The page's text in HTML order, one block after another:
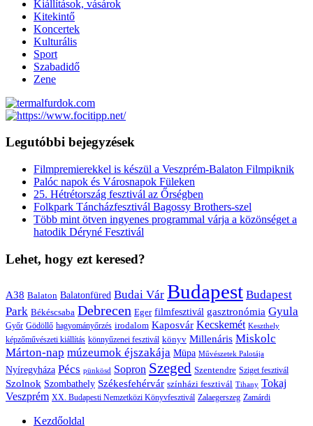
Kiállítások, vásárok
Kitekintő
Koncertek
Kulturális
Sport
Szabadidő
Zene
Legutóbbi bejegyzések
Filmpremierekkel is készül a Veszprém-Balaton Filmpiknik
Palóc napok és Városnapok Füleken
25. Hétrétország fesztivál az Őrségben
Folkpark Táncházfesztivál Bagossy Brothers-szel
Több mint ötven ingyenes programmal várja a közönséget a
hatodik Déryné Fesztivál
Lehet, hogy ezt keresed?
A38 Balaton Balatonfüred Budai Vár Budapest Budapest
Park Békéscsaba Debrecen Eger filmfesztivál gasztronómia Gyula
Győr Gödöllő hagyományőrzés irodalom Kaposvár Kecskemét Keszthely
képzőművészeti kiállítás könnyűzenei fesztivál könyv Millenáris Miskolc
Márton-nap múzeumok éjszakája Müpa Művészetek Palotája
Nyíregyháza Pécs pünkösd Sopron Szeged Szentendre Sziget fesztivál
Szolnok Szombathely Székesfehérvár színházi fesztivál Tihany Tokaj
Veszprém XX. Budapesti Nemzetközi Könyvfesztivál Zalaegerszeg Zamárdi
Kezdőoldal